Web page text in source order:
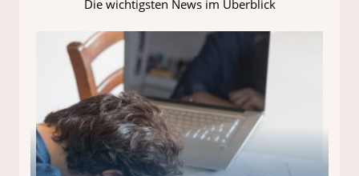
Die wichtigsten News im Überblick